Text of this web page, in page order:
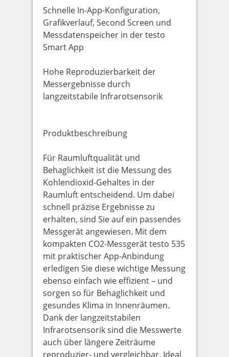
Schnelle In-App-Konfiguration,
Grafikverlauf, Second Screen und
Messdatenspeicher in der testo
Smart App
Hohe Reproduzierbarkeit der
Messergebnisse durch
langzeitstabile Infrarotsensorik
Produktbeschreibung
Für Raumluftqualität und
Behaglichkeit ist die Messung des
Kohlendioxid-Gehaltes in der
Raumluft entscheidend. Um dabei
schnell präzise Ergebnisse zu
erhalten, sind Sie auf ein passendes
Messgerät angewiesen. Mit dem
kompakten CO2-Messgerät testo 535
mit praktischer App-Anbindung
erledigen Sie diese wichtige Messung
ebenso einfach wie effizient – und
sorgen so für Behaglichkeit und
gesundes Klima in Innenräumen.
Dank der langzeitstabilen
Infrarotsensorik sind die Messwerte
auch über längere Zeiträume
reproduzier- und vergleichbar. Ideal